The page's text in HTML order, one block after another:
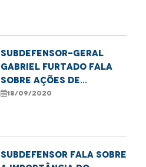
Subdefensor-geral
Gabriel Furtado fala
sobre ações de
combate à violência
18/09/2020
Subdefensor fala sobre